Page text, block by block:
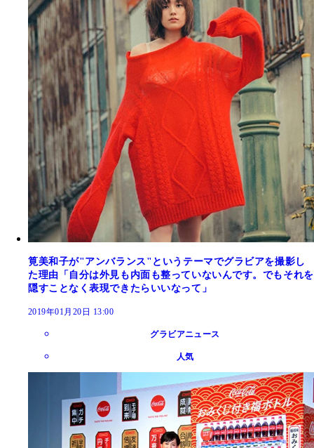
筧美和子が"アンバランス"というテーマでグラビアを撮影し
た理由「自分は外見も内面も整っていないんです。でもそれを
隠すことなく表現できたらいいなって」
2019年01月20日 13:00
グラビアニュース
人気